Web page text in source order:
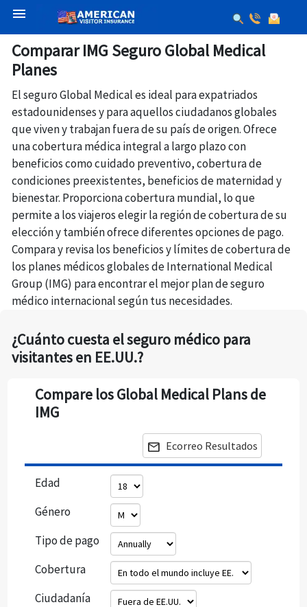
menu
Comparar IMG Seguro Global Medical
Planes
El seguro Global Medical es ideal para expatriados
estadounidenses y para aquellos ciudadanos globales
que viven y trabajan fuera de su país de origen. Ofrece
una cobertura médica integral a largo plazo con
beneficios como cuidado preventivo, cobertura de
condiciones preexistentes, beneficios de maternidad y
bienestar. Proporciona cobertura mundial, lo que
permite a los viajeros elegir la región de cobertura de su
elección y también ofrece diferentes opciones de pago.
Compara y revisa los beneficios y límites de cobertura de
los planes médicos globales de International Medical
Group (IMG) para encontrar el mejor plan de seguro
médico internacional según tus necesidades.
¿Cuánto cuesta el seguro médico para
visitantes en EE.UU.?
Compare los Global Medical Plans de
IMG
mail Ecorreo Resultados
Edad
Género
Tipo de pago
Cobertura
Ciudadanía